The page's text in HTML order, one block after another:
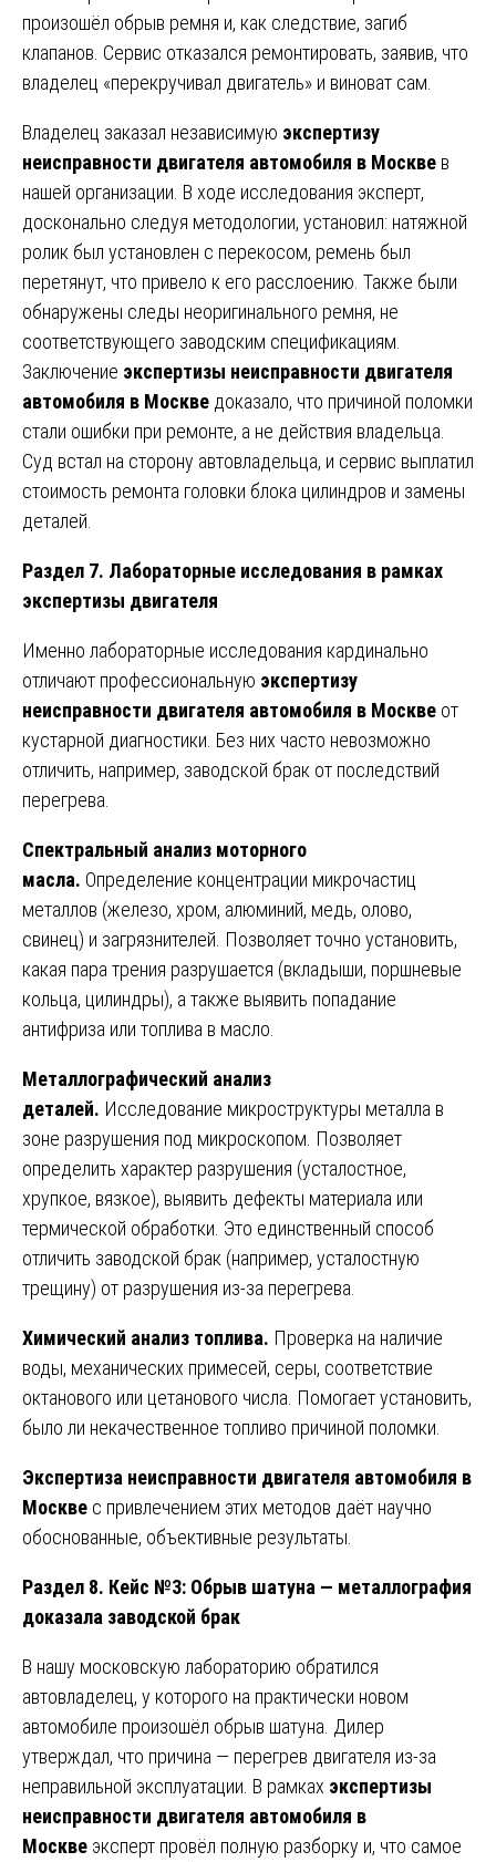
произошёл обрыв ремня и, как следствие, загиб
клапанов. Сервис отказался ремонтировать, заявив, что
владелец «перекручивал двигатель» и виноват сам.
Владелец заказал независимую экспертизу
неисправности двигателя автомобиля в Москве в
нашей организации. В ходе исследования эксперт,
досконально следуя методологии, установил: натяжной
ролик был установлен с перекосом, ремень был
перетянут, что привело к его расслоению. Также были
обнаружены следы неоригинального ремня, не
соответствующего заводским спецификациям.
Заключение экспертизы неисправности двигателя
автомобиля в Москве доказало, что причиной поломки
стали ошибки при ремонте, а не действия владельца.
Суд встал на сторону автовладельца, и сервис выплатил
стоимость ремонта головки блока цилиндров и замены
деталей.
Раздел 7. Лабораторные исследования в рамках
экспертизы двигателя
Именно лабораторные исследования кардинально
отличают профессиональную экспертизу
неисправности двигателя автомобиля в Москве от
кустарной диагностики. Без них часто невозможно
отличить, например, заводской брак от последствий
перегрева.
Спектральный анализ моторного
масла. Определение концентрации микрочастиц
металлов (железо, хром, алюминий, медь, олово,
свинец) и загрязнителей. Позволяет точно установить,
какая пара трения разрушается (вкладыши, поршневые
кольца, цилиндры), а также выявить попадание
антифриза или топлива в масло.
Металлографический анализ
деталей. Исследование микроструктуры металла в
зоне разрушения под микроскопом. Позволяет
определить характер разрушения (усталостное,
хрупкое, вязкое), выявить дефекты материала или
термической обработки. Это единственный способ
отличить заводской брак (например, усталостную
трещину) от разрушения из-за перегрева.
Химический анализ топлива. Проверка на наличие
воды, механических примесей, серы, соответствие
октанового или цетанового числа. Помогает установить,
было ли некачественное топливо причиной поломки.
Экспертиза неисправности двигателя автомобиля в
Москве с привлечением этих методов даёт научно
обоснованные, объективные результаты.
Раздел 8. Кейс №3: Обрыв шатуна — металлография
доказала заводской брак
В нашу московскую лабораторию обратился
автовладелец, у которого на практически новом
автомобиле произошёл обрыв шатуна. Дилер
утверждал, что причина — перегрев двигателя из-за
неправильной эксплуатации. В рамках экспертизы
неисправности двигателя автомобиля в
Москве эксперт провёл полную разборку и, что самое